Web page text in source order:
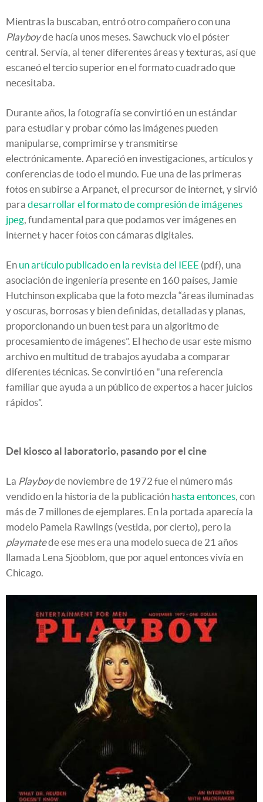
Mientras la buscaban, entró otro compañero con una
Playboyde hacía unos meses. Sawchuck vio el póster
central. Servía, al tener diferentes áreas y texturas, así que
escaneó el tercio superior en el formato cuadrado que
necesitaba.
Durante años, la fotografía se convirtió en un estándar
para estudiar y probar cómo las imágenes pueden
manipularse, comprimirse y transmitirse
electrónicamente. Apareció en investigaciones, artículos y
conferencias de todo el mundo. Fue una de las primeras
fotos en subirse a Arpanet, el precursor de internet, y sirvió
para desarrollar el formato de compresión de imágenes
jpeg, fundamental para que podamos ver imágenes en
internet y hacer fotos con cámaras digitales.
En un artículo publicado en la revista del IEEE (pdf), una
asociación de ingeniería presente en 160 países, Jamie
Hutchinson explicaba que la foto mezcla “áreas iluminadas
y oscuras, borrosas y bien definidas, detalladas y planas,
proporcionando un buen test para un algoritmo de
procesamiento de imágenes”. El hecho de usar este mismo
archivo en multitud de trabajos ayudaba a comparar
diferentes técnicas. Se convirtió en "una referencia
familiar que ayuda a un público de expertos a hacer juicios
rápidos”.
Del kiosco al laboratorio, pasando por el cine
La Playboyde noviembre de 1972 fue el número más
vendido en la historia de la publicación hasta entonces, con
más de 7 millones de ejemplares. En la portada aparecía la
modelo Pamela Rawlings (vestida, por cierto), pero la
playmatede ese mes era una modelo sueca de 21 años
llamada Lena Sjööblom, que por aquel entonces vivía en
Chicago.